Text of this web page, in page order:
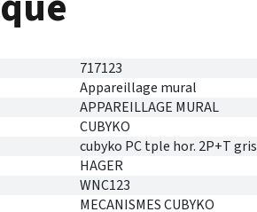
717123
Appareillage mural
APPAREILLAGE MURAL
CUBYKO
cubyko PC tple hor. 2P+T gris
HAGER
WNC123
MECANISMES CUBYKO